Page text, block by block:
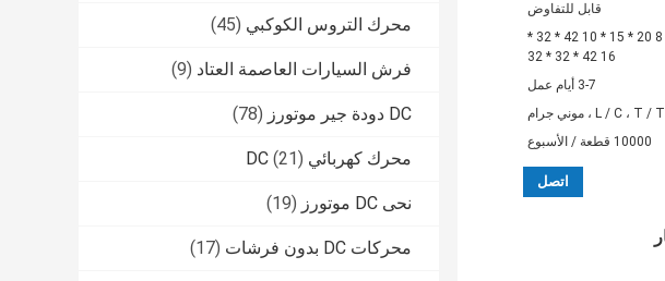
محرك التروس الكوكبي (45)
فرش السيارات العاصمة العتاد (9)
DC دودة جير موتورز (78)
محرك كهربائي DC (21)
نحى DC موتورز (19)
محركات DC بدون فرشات (17)
قابل للتفاوض
عبوة رغوية فورية 13 * 10 * 8 20 * 15 * 10 42 * 32 *
16 42 * 32 * 32
3-7 أيام عمل
L / C ، T / T ، موني جرام
10000 قطعة / الأسبوع
اتصل